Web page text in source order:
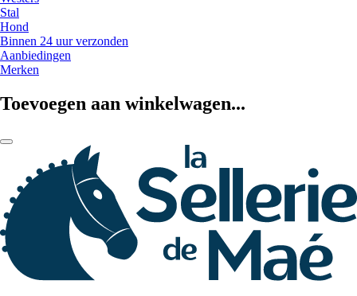
Stal
Hond
Binnen 24 uur verzonden
Aanbiedingen
Merken
Toevoegen aan winkelwagen...